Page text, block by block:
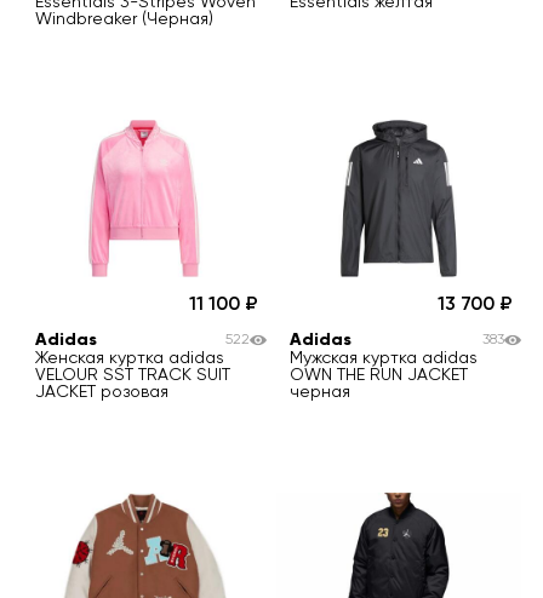
Windbreaker (Черная)
11 100
Adidas
Женская куртка adidas
VELOUR SST TRACK SUIT
JACKET розовая
522
13 700
Adidas
Мужская куртка adidas
OWN THE RUN JACKET
черная
383